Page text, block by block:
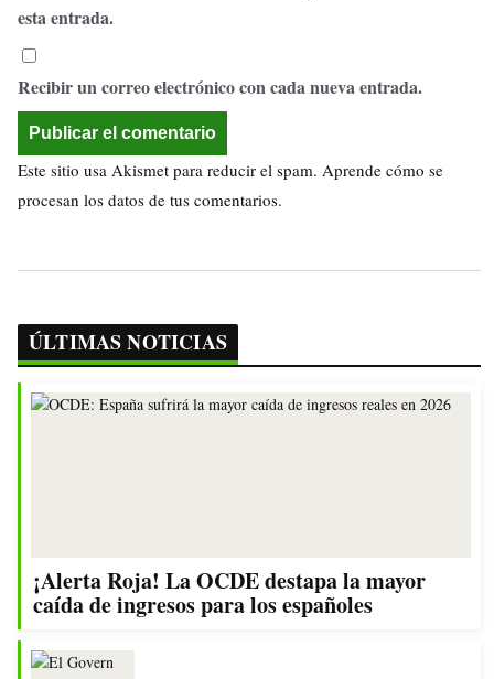
esta entrada.
Recibir un correo electrónico con cada nueva entrada.
Este sitio usa Akismet para reducir el spam. Aprende cómo se
procesan los datos de tus comentarios.
ÚLTIMAS NOTICIAS
¡Alerta Roja! La OCDE destapa la mayor
caída de ingresos para los españoles